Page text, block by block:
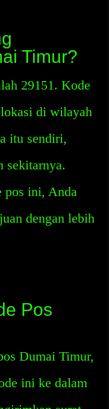
Timur?
29151. Kode
di wilayah
itu sendiri,
sekitarnya.
pos ini, Anda
dengan lebih
Pos
Dumai Timur,
ini ke dalam